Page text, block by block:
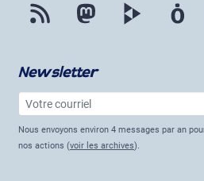
Flux RSS Mastodon PeerTube
Newsletter
Votre courriel
Nous envoyons environ 4 messages par an
nos actions (voir les archives).